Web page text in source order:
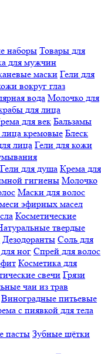
наборы Товары для
для мужчин
маски Гели для
вокруг глаз
вода Молочко для
для лица
для век Бальзамы
кремовые Блеск
лица Гели для кожи
Гели для душа Крема для
гигиены Молочко
Маски для волос
эфирных масел
Косметические
твердые
Дезодоранты Соль для
ног Спрей для волос
Косметика для
свечи Грязи
чаи из трав
Виноградные питьевые
с пиявкой для тела
пасты Зубные щётки